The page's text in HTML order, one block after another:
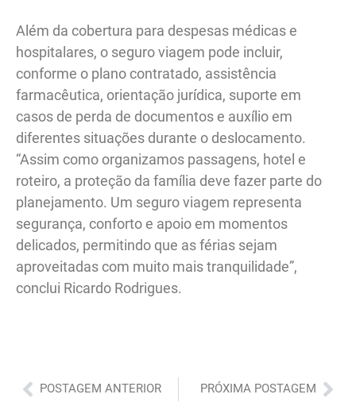
Além da cobertura para despesas médicas e
hospitalares, o seguro viagem pode incluir,
conforme o plano contratado, assistência
farmacêutica, orientação jurídica, suporte em
casos de perda de documentos e auxílio em
diferentes situações durante o deslocamento.
“Assim como organizamos passagens, hotel e
roteiro, a proteção da família deve fazer parte do
planejamento. Um seguro viagem representa
segurança, conforto e apoio em momentos
delicados, permitindo que as férias sejam
aproveitadas com muito mais tranquilidade”,
conclui Ricardo Rodrigues.
Anterior
POSTAGEM ANTERIOR PRÓXIMA POSTAGEM